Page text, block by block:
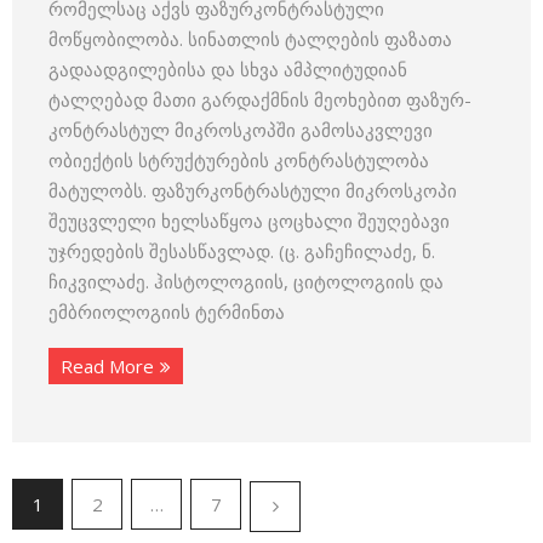
რომელსაც აქვს ფაზურკონტრას­ტუ­ლი
მოწყობილობა. სინათლის ტალღების ფაზათა
გადაადგილებისა და სხვა ამპლიტუდიან
ტალღებად მათი გარდაქმნის მეოხებით ფაზურ­
კონტ­რასტულ მიკროსკოპში გამოსაკვლევი
ობიექტის სტრუქტურების კონ­ტრასტულობა
მატულობს. ფაზურკონტრასტული მიკროსკოპი
შეუც­ვლელი ხელსაწყოა ცოცხალი შეუღებავი
უჯრედების შესას­წავლად. (ც. გაჩეჩილაძე, ნ.
ჩიკვილაძე. ჰისტოლოგიის, ციტოლოგიის და
ემბრიოლოგიის ტერმინთა
Read More
1 2 … 7